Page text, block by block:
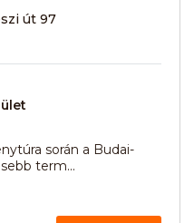
út 97
során a Budai-
term...